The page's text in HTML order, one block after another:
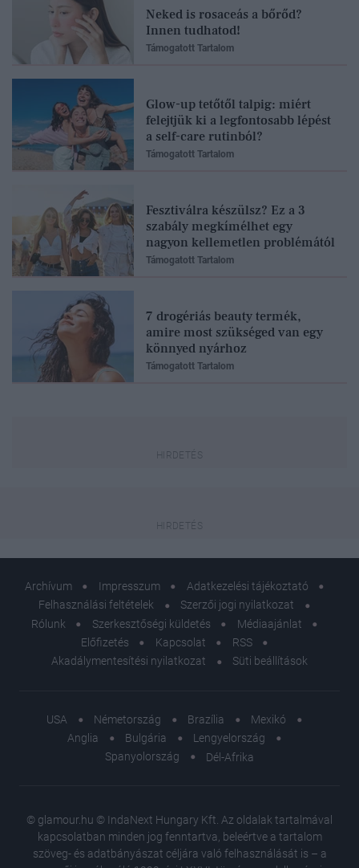
Neked is rosaceás a bőrőd?
Innen tudhatod!
Támogatott Tartalom
Glow-up tetőtől talpig: miért
felejtjük ki a legfontosabb lépést
a self-care rutinból?
Támogatott Tartalom
Fesztiválra készülsz? Ez a 3
szabály megkímélhet egy
nagyon kellemetlen problémától
Támogatott Tartalom
7 drogériás beauty termék,
amire most szükséged van egy
könnyed nyárhoz
Támogatott Tartalom
Archívum Impresszum
Adatkezelési tájékoztató
Felhasználási feltételek
Szerzői jogi nyilatkozat
Rólunk
Szerkesztőségi küldetés
Médiaajánlat
Előfizetés
Kapcsolat
RSS
Akadálymentesítési nyilatkozat
Süti beállítások
USA Németország Brazília
Mexikó
Anglia
Bulgária
Lengyelország
Spanyolország
Dél-Afrika
© glamour.hu © IndaNext Hungary Kft. Az oldalak tartalmával
kapcsolatban minden jog fenntartva, beleértve a tartalom
szöveg- és adatbányászat céljára való felhasználását is – a